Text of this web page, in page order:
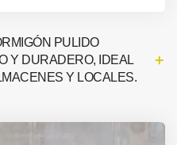
PULIDO
Y DURADERO, IDEAL
Y LOCALES.